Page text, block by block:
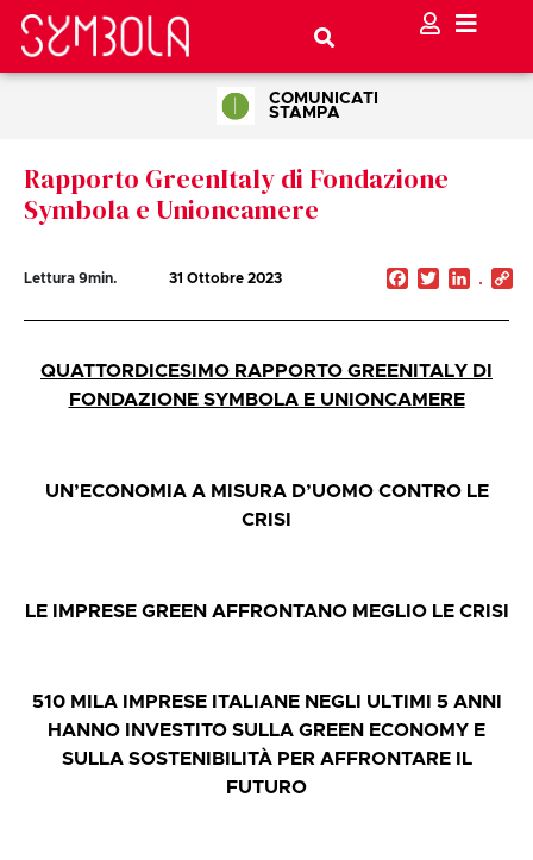
COMUNICATI
STAMPA
Rapporto GreenItaly di Fondazione
Symbola e Unioncamere
Lettura 9min. 31 Ottobre 2023 Facebook
Twitter
QUATTORDICESIMO RAPPORTO GREENITALY DI
FONDAZIONE SYMBOLA E UNIONCAMERE
UN’ECONOMIA A MISURA D’UOMO CONTRO LE
CRISI
LE IMPRESE GREEN AFFRONTANO MEGLIO LE CRISI
510 MILA IMPRESE ITALIANE NEGLI ULTIMI 5 ANNI
HANNO INVESTITO SULLA GREEN ECONOMY E
SULLA SOSTENIBILITÀ PER AFFRONTARE IL
FUTURO